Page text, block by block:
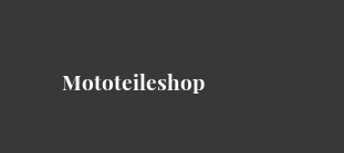
Mototeileshop